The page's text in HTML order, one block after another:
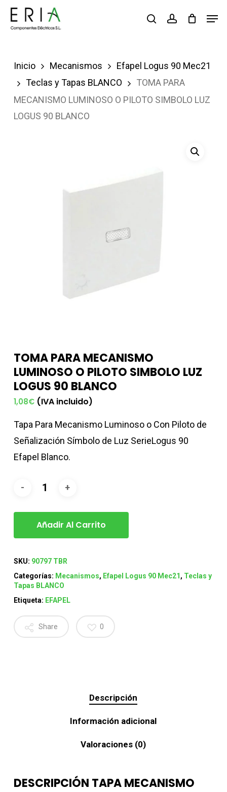
Saltar
buscaraccount
Inicio Mecanismos
Efapel Logus 90 Mec21
Teclas y Tapas BLANCO
TOMA PARA
MECANISMO LUMINOSO O PILOTO SIMBOLO LUZ
LOGUS 90 BLANCO
TOMA PARA MECANISMO
LUMINOSO O PILOTO SIMBOLO LUZ
LOGUS 90 BLANCO
1,08€ (IVA incluido)
Tapa Para Mecanismo Luminoso o Con Piloto de
Señalización Símbolo de Luz SerieLogus 90
Efapel Blanco.
Añadir Al Carrito
SKU: 90797 TBR
Categorías: Mecanismos, Efapel Logus 90 Mec21 , Teclas y
Tapas BLANCO
Etiqueta: EFAPEL
Share 0
Descripción
Información adicional
Valoraciones (0)
DESCRIPCIÓN TAPA MECANISMO